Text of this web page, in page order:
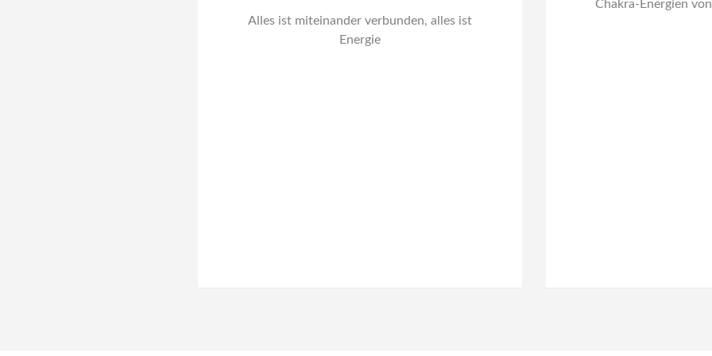
Alles ist miteinander verbunden, alles ist
Energie
Chakra-Energien